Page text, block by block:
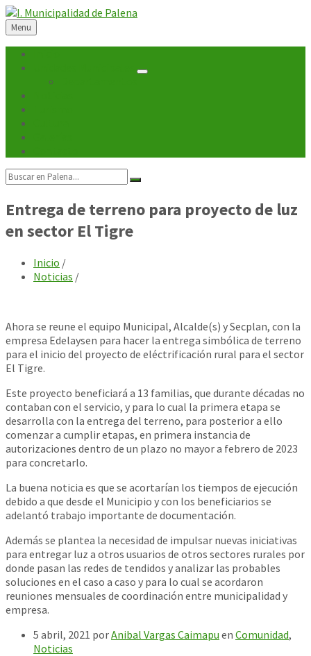
Skip
to
content
Skip
to
left
sidebar
Skip
to
right
sidebar
Skip
to
footer
Menu
Search:
Entrega de terreno para proyecto de luz
en sector El Tigre
Inicio /
Noticias /
Ahora se reune el equipo Municipal, Alcalde(s) y Secplan, con la
empresa Edelaysen para hacer la entrega simbólica de terreno
para el inicio del proyecto de eléctrificación rural para el sector
El Tigre.
Este proyecto beneficiará a 13 familias, que durante décadas no
contaban con el servicio, y para lo cual la primera etapa se
desarrolla con la entrega del terreno, para posterior a ello
comenzar a cumplir etapas, en primera instancia de
autorizaciones dentro de un plazo no mayor a febrero de 2023
para concretarlo.
La buena noticia es que se acortarían los tiempos de ejecución
debido a que desde el Municipio y con los beneficiarios se
adelantó trabajo importante de documentación.
Además se plantea la necesidad de impulsar nuevas iniciativas
para entregar luz a otros usuarios de otros sectores rurales por
donde pasan las redes de tendidos y analizar las probables
soluciones en el caso a caso y para lo cual se acordaron
reuniones mensuales de coordinación entre municipalidad y
empresa.
5 abril, 2021 porAnibal Vargas Caimapu en Comunidad,
Noticias